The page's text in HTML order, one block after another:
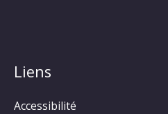
Liens
Accessibilité